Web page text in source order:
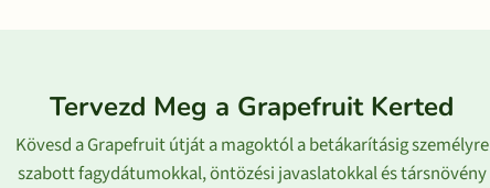
Tervezd Meg a Grapefruit Kerted
Kövesd a Grapefruit útját a magoktól a betákarításig személyre
szabott fagydátumokkal, öntözési javaslatokkal és társnövény